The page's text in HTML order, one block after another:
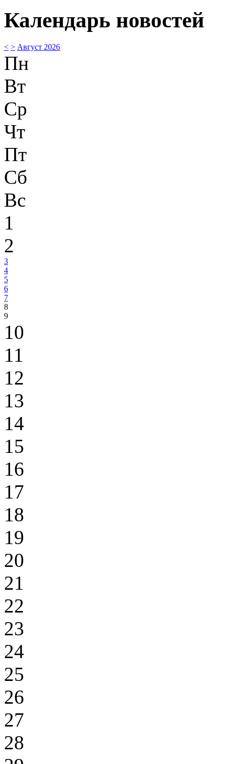
Календарь новостей
< > Август 2026
Пн
Вт
Ср
Чт
Пт
Сб
Вс
1
2
3
4
5
6
7
8
9
10
11
12
13
14
15
16
17
18
19
20
21
22
23
24
25
26
27
28